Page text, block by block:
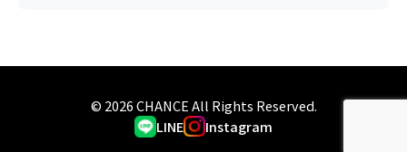
© 2026 CHANCE All Rights Reserved.
LINE
Instagram